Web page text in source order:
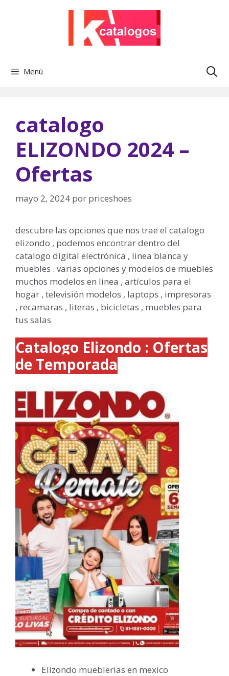
Menú
catalogo
ELIZONDO 2024 –
Ofertas
mayo 2, 2024 por priceshoes
descubre las opciones que nos trae el catalogo
elizondo , podemos encontrar dentro del
catalogo digital electrónica , linea blanca y
muebles . varias opciones y modelos de muebles
muchos modelos en linea , artículos para el
hogar , televisión modelos , laptops , impresoras
, recamaras , literas , bicicletas , muebles para
tus salas
Catalogo Elizondo : Ofertas
de Temporada
Elizondo mueblerias en mexico